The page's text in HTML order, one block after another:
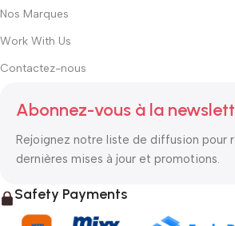
Nos Marques
Work With Us
Contactez-nous
Abonnez-vous à la
Rejoignez notre liste de diffusion pour
dernières mises à jour et promotions.
Safety Payments